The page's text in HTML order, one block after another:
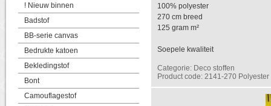
! Nieuw binnen
Badstof
BB-serie canvas
Bedrukte katoen
Bekledingstof
Bont
Camouflagestof
100% polyester
270 cm breed
125 gram m²
Soepele kwaliteit
Categorie: Deco stoffen
Product code: 2141-270 Polyester